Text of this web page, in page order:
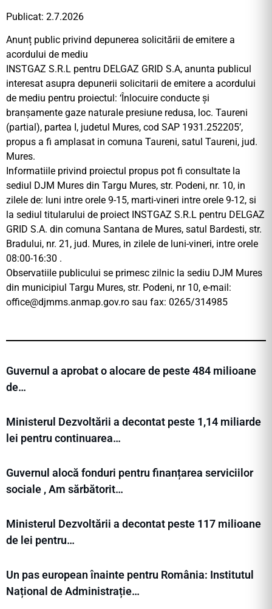
Publicat: 2.7.2026
Anunț public privind depunerea solicitării de emitere a
acordului de mediu
INSTGAZ S.R.L pentru DELGAZ GRID S.A, anunta publicul
interesat asupra depunerii solicitarii de emitere a acordului
de mediu pentru proiectul: ‘Înlocuire conducte și
branșamente gaze naturale presiune redusa, loc. Taureni
(partial), partea I, judetul Mures, cod SAP 1931.252205’,
propus a fi amplasat in comuna Taureni, satul Taureni, jud.
Mures.
Informatiile privind proiectul propus pot fi consultate la
sediul DJM Mures din Targu Mures, str. Podeni, nr. 10, in
zilele de: luni intre orele 9-15, marti-vineri intre orele 9-12, si
la sediul titularului de proiect INSTGAZ S.R.L pentru DELGAZ
GRID S.A. din comuna Santana de Mures, satul Bardesti, str.
Bradului, nr. 21, jud. Mures, in zilele de luni-vineri, intre orele
08:00-16:30 .
Observatiile publicului se primesc zilnic la sediu DJM Mures
din municipiul Targu Mures, str. Podeni, nr 10, e-mail:
office@djmms.anmap.gov.ro sau fax: 0265/314985
Guvernul a aprobat o alocare de peste 484 milioane
de…
Ministerul Dezvoltării a decontat peste 1,14 miliarde
lei pentru continuarea…
Guvernul alocă fonduri pentru finanțarea serviciilor
sociale , Am sărbătorit…
Ministerul Dezvoltării a decontat peste 117 milioane
de lei pentru…
Un pas european înainte pentru România: Institutul
Național de Administrație…